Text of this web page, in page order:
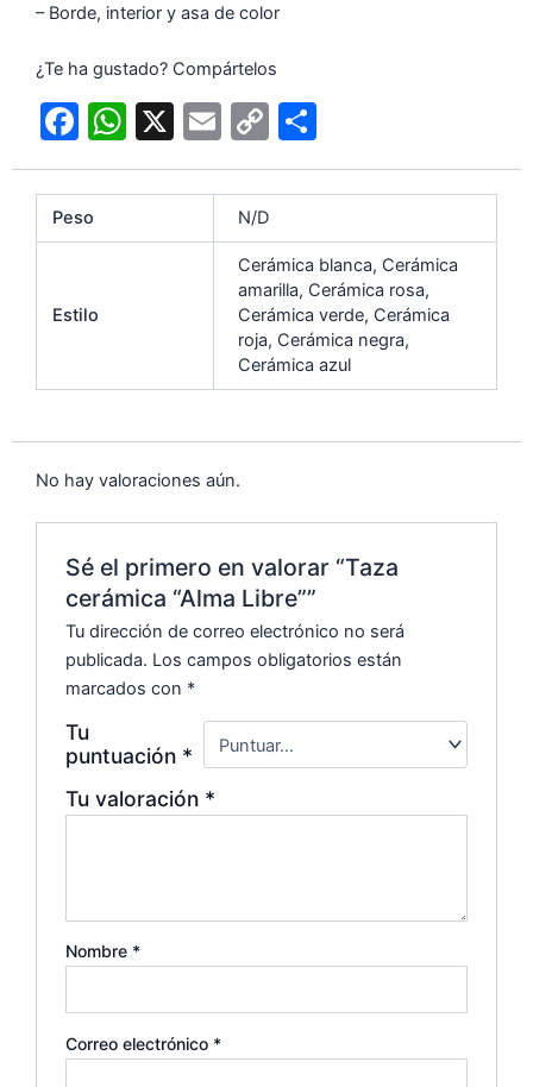
– Borde, interior y asa de color
¿Te ha gustado? Compártelos
F
a
c
e
o
k
W
h
at
s
X
E
m
ai
l
C
o
p
y
Li
n
k
o
m
p
ar
tir
Peso N/D
Estilo
Cerámica blanca, Cerámica
amarilla, Cerámica rosa,
Cerámica verde, Cerámica
roja, Cerámica negra,
Cerámica azul
No hay valoraciones aún.
Sé el primero en valorar “Taza
cerámica “Alma Libre””
Tu dirección de correo electrónico no será
publicada. Los campos obligatorios están
marcados con *
Tu
puntuación *
Tu valoración *
Nombre *
Correo electrónico *